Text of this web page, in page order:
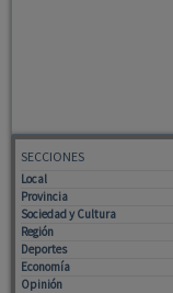
SECCIONES
Local
Provincia
Sociedad y Cultura
Región
Deportes
Economía
Opinión